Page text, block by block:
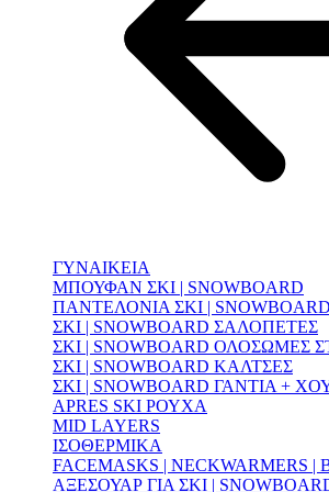
ΓΥΝΑΙΚΕΙΑ
ΜΠΟΥΦΑΝ ΣΚΙ | SNOWBOARD
ΠΑΝΤΕΛΟΝΙΑ ΣΚΙ | SNOWBOARD
ΣΚΙ | SNOWBOARD ΣΑΛΟΠΕΤΕΣ
ΣΚΙ | SNOWBOARD ΟΛΟΣΩΜΕΣ
ΣΚΙ | SNOWBOARD ΚΑΛΤΣΕΣ
ΣΚΙ | SNOWBOARD ΓΑΝΤΙΑ +
APRES SKI ΡΟΥΧΑ
MID LAYERS
ΙΣΟΘΕΡΜΙΚΑ
FACEMASKS | NECKWARMERS |
ΑΞΕΣΟΥΑΡ ΓΙΑ ΣΚΙ |